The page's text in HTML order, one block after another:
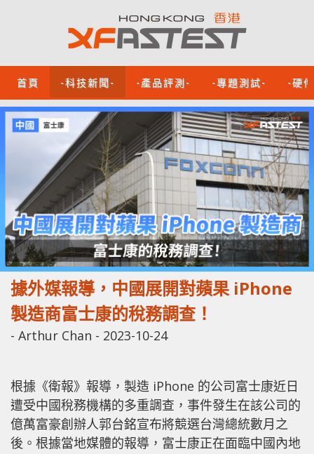
首頁 -科技新聞- -產品評測- -專題測試- -硬
據外媒報導，中國展開對蘋果 iPhone
製造商富士康的稅務調查！
- Arthur Chan - 2023-10-24
根據《衛報》報導，製造 iPhone 的公司富士康近日
遭受中國稅務機構的多重調查，事件發生在該公司的
億萬富豪創辦人郭台銘宣布將競選台灣總統數月之
後。根據當地媒體的報導，富士康正在面臨中國內地